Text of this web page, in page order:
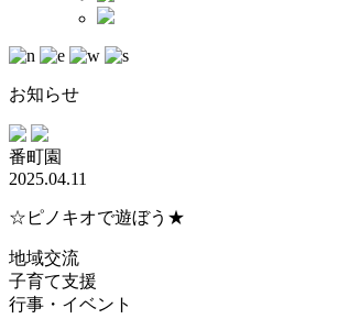
お知らせ
番町園
2025.04.11
☆ピノキオで遊ぼう★
地域交流
子育て支援
行事・イベント